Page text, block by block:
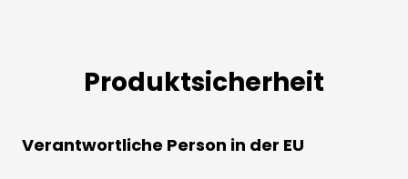
Produktsicherheit
Verantwortliche Person in der EU